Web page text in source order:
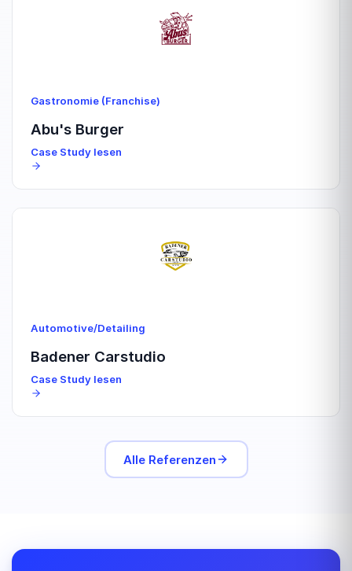
Gastronomie (Franchise)
Abu's Burger
Case Study lesen
Automotive/Detailing
Badener Carstudio
Case Study lesen
Alle Referenzen